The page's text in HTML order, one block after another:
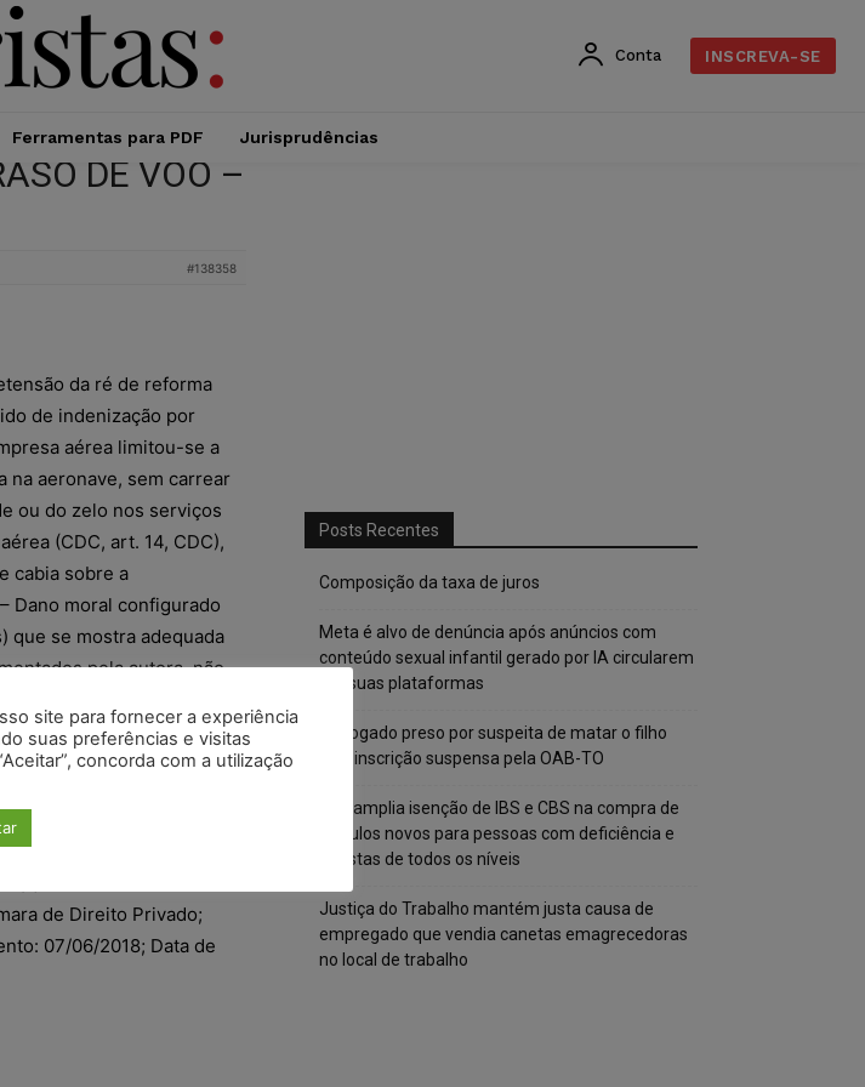
Conta INSCREVA-SE
Ferramentas para PDF Jurisprudências
DE VOO –
#138358
da ré de reforma
de indenização por
aérea limitou-se a
na aeronave, sem carrear
ou do zelo nos serviços
(CDC, art. 14, CDC),
cabia sobre a
Dano moral configurado
que se mostra adequada
pela autora, não
APELAÇÃO –
sentença quanto ao
– Juros de mora
incidir a partir da
(a): Ana de Lourdes
de Direito Privado;
07/06/2018; Data de
Posts Recentes
Composição da taxa de juros
Meta é alvo de denúncia após anúncios com
conteúdo sexual infantil gerado por IA circularem
em suas plataformas
Advogado preso por suspeita de matar o filho
tem inscrição suspensa pela OAB-TO
STF amplia isenção de IBS e CBS na compra de
veículos novos para pessoas com deficiência e
autistas de todos os níveis
Justiça do Trabalho mantém justa causa de
empregado que vendia canetas emagrecedoras
no local de trabalho
site para fornecer a experiência
suas preferências e visitas
concorda com a utilização